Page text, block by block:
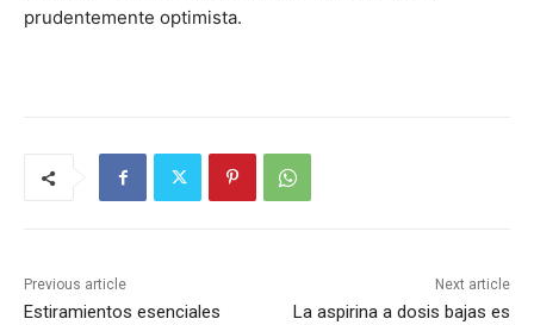
prudentemente optimista.
Previous article
Estiramientos esenciales
Next article
La aspirina a dosis bajas es